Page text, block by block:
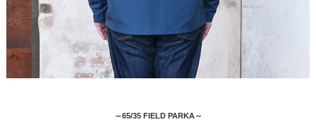
～65/35 FIELD PARKA～